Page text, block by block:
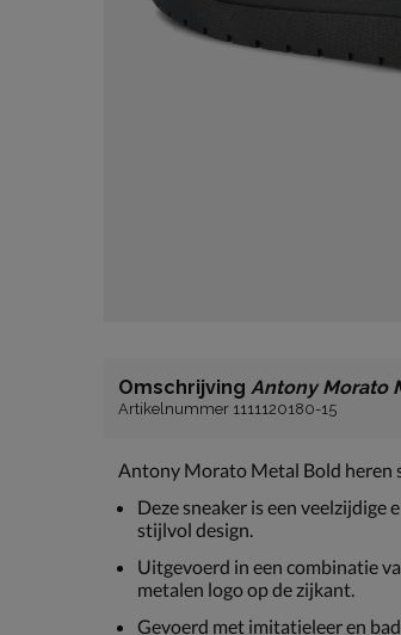
Omschrijving Antony Morato
Artikelnummer 1111120180-15
Antony Morato Metal Bold heren
Deze sneaker is een veelzijdige
stijlvol design.
Uitgevoerd in een combinatie
metalen logo op de zijkant.
Gevoerd met imitatieleer en